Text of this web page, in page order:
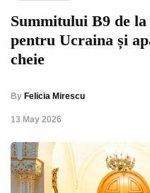
Summitului B9 de
pentru Ucraina și
cheie
By Felicia Mirescu
,13 May 2026